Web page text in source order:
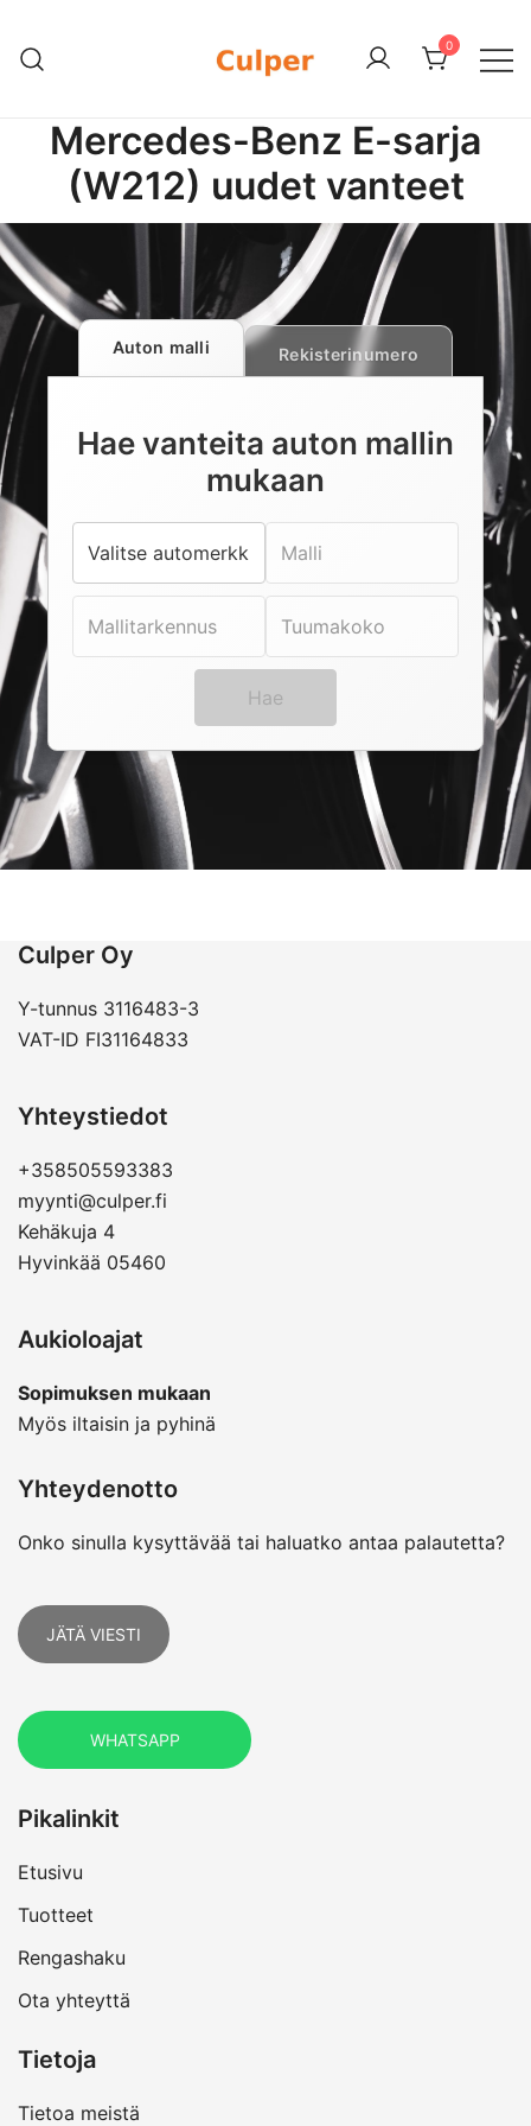
content
autojen maahantuontiin ja myyntiin
erikoistunut suomalainen
perheyritys yli 20 vuoden
kokemuksella. Vaihtoautojen lisäksi
meiltä löytyy käytettyjä
rengassarjoja edullisesti erityisesti
Mersuihin.
0
Mercedes-Benz E-sarja
(W212) uudet vanteet
Auton malli Rekisterinumero
Hae vanteita auton mallin
mukaan
Hae
Culper Oy
Y-tunnus 3116483-3
VAT-ID FI31164833
Yhteystiedot
+358505593383
myynti@culper.fi
Kehäkuja 4
Hyvinkää 05460
Aukioloajat
Sopimuksen mukaan
Myös iltaisin ja pyhinä
Yhteydenotto
Onko sinulla kysyttävää tai haluatko antaa palautetta?
JÄTÄ VIESTI
WHATSAPP
Pikalinkit
Etusivu
Tuotteet
Rengashaku
Ota yhteyttä
Tietoja
Tietoa meistä